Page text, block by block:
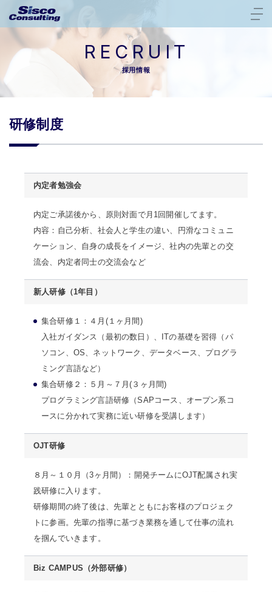
RECRUIT
採用情報
研修制度
内定者勉強会
内定ご承諾後から、原則対面で月1回開催してます。
内容：自己分析、社会人と学生の違い、円滑なコミュニ
ケーション、自身の成長をイメージ、社内の先輩との交
流会、内定者同士の交流会など
新人研修（1年目）
集合研修１：４月(１ヶ月間)
入社ガイダンス（最初の数日）、ITの基礎を習得（パ
ソコン、OS、ネットワーク、データベース、プログラ
ミング言語など）
集合研修２：５月～７月(３ヶ月間)
プログラミング言語研修（SAPコース、オープン系コ
ースに分かれて実務に近い研修を受講します）
OJT研修
８月～１０月（3ヶ月間）：開発チームにOJT配属され実
践研修に入ります。
研修期間の終了後は、先輩とともにお客様のプロジェク
トに参画。先輩の指導に基づき業務を通して仕事の流れ
を掴んでいきます。
Biz CAMPUS（外部研修）